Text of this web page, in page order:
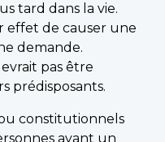
tard dans la vie.
effet de causer une
demande.
pas être
prédisposants.
constitutionnels
ayant un